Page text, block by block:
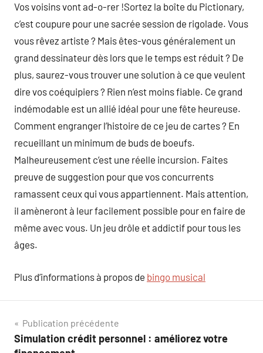
Vos voisins vont ad-o-rer !Sortez la boîte du Pictionary,
c’est coupure pour une sacrée session de rigolade. Vous
vous rêvez artiste ? Mais êtes-vous généralement un
grand dessinateur dès lors que le temps est réduit ? De
plus, saurez-vous trouver une solution à ce que veulent
dire vos coéquipiers ? Rien n’est moins fiable. Ce grand
indémodable est un allié idéal pour une fête heureuse.
Comment engranger l’histoire de ce jeu de cartes ? En
recueillant un minimum de buds de boeufs.
Malheureusement c’est une réelle incursion. Faites
preuve de suggestion pour que vos concurrents
ramassent ceux qui vous appartiennent. Mais attention,
il amèneront à leur facilement possible pour en faire de
même avec vous. Un jeu drôle et addictif pour tous les
âges.
Plus d’informations à propos de bingo musical
Navigation
de
Publication précédente
Simulation crédit personnel : améliorez votre